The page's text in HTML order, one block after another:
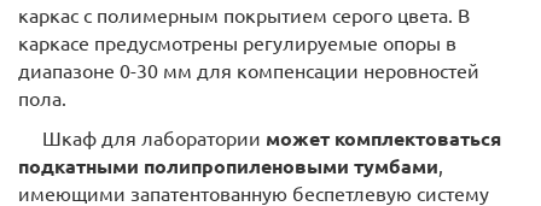
каркас с полимерным покрытием серого цвета. В
каркасе предусмотрены регулируемые опоры в
диапазоне 0-30 мм для компенсации неровностей
пола.
Шкаф для лаборатории может комплектоваться
подкатными полипропиленовыми тумбами,
имеющими запатентованную беспетлевую систему